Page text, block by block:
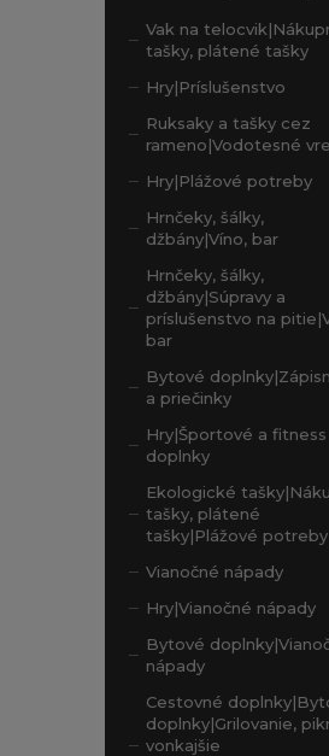
Vak na
tašky, plátené tašky
Hry|Príslušenstvo
Ruksaky a tašky cez
rameno|Vodotesné
Hry|Plážové potreby
Hrnčeky, šálky,
džbány|Víno, bar
Hrnčeky, šálky,
džbány|Súpravy a
príslušenstvo na
bar
Bytové
a priečinky
Hry|Športové a fitness
doplnky
Ekologické
tašky, plátené
tašky|Plážové potreby
Vianočné nápady
Hry|Vianočné nápady
Bytové
nápady
Cestovné
doplnky|Grilovanie,
vonkajšie